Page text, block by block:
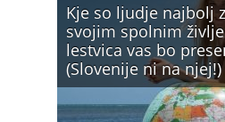
Kje so ljudje najbolj
svojim spolnim
lestvica vas bo
(Slovenije ni na njej!)